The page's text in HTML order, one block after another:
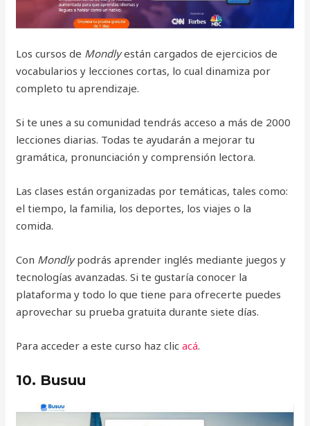
Los cursos de Mondlyestán cargados de ejercicios de
vocabularios y lecciones cortas, lo cual dinamiza por
completo tu aprendizaje.
Si te unes a su comunidad tendrás acceso a más de 2000
lecciones diarias. Todas te ayudarán a mejorar tu
gramática, pronunciación y comprensión lectora.
Las clases están organizadas por temáticas, tales como:
el tiempo, la familia, los deportes, los viajes o la
comida.
Con Mondlypodrás aprender inglés mediante juegos y
tecnologías avanzadas. Si te gustaría conocer la
plataforma y todo lo que tiene para ofrecerte puedes
aprovechar su prueba gratuita durante siete días.
Para acceder a este curso haz clicacá.
10. Busuu